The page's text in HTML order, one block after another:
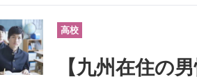
ジネスと働き方のヒント
高校
【九州在住の